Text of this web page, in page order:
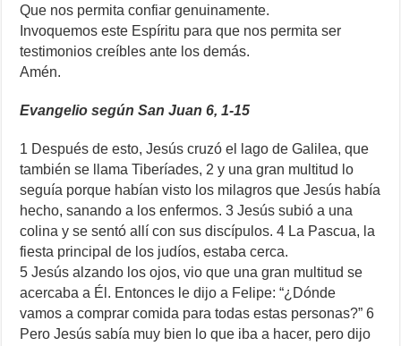
Que nos permita confiar genuinamente.
Invoquemos este Espíritu para que nos permita ser
testimonios creíbles ante los demás.
Amén.
Evangelio según San Juan 6, 1-15
1 Después de esto, Jesús cruzó el lago de Galilea, que
también se llama Tiberíades, 2 y una gran multitud lo
seguía porque habían visto los milagros que Jesús había
hecho, sanando a los enfermos. 3 Jesús subió a una
colina y se sentó allí con sus discípulos. 4 La Pascua, la
fiesta principal de los judíos, estaba cerca.
5 Jesús alzando los ojos, vio que una gran multitud se
acercaba a Él. Entonces le dijo a Felipe: “¿Dónde
vamos a comprar comida para todas estas personas?” 6
Pero Jesús sabía muy bien lo que iba a hacer, pero dijo